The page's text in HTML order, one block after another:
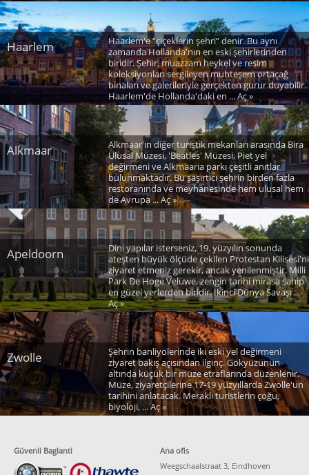
Haarlem
Haarlem'e “çiçeklerin şehri” denir. Bu aynı
zamanda Hollanda'nın en eski şehirlerinden
biridir. Şehir, muazzam heykel ve resim
koleksiyonları sergileyen muhteşem ortaçağ
binaları ve galerileriyle gerçekten gurur duyabilir.
Haarlem'de Hollanda'daki en ... Aç »
Alkmaar
Alkmaar'ın diğer turistik mekanları arasında Bira
Ulusal Müzesi, 'Beatles' Müzesi, Piet yel
değirmeni ve Alkmaaria parkı çeşitli anıtlar
bulunmaktadır. Bu şaşırtıcı şehrin birden fazla
restoranında ve meyhanesinde hem ulusal hem
de Avrupa ... Aç »
Apeldoorn
Dini yapılar isterseniz, 19. yüzyılın sonunda
ateşten büyük ölçüde çekilen Protestan Kilisesi'ni
ziyaret etmeniz gerekir, ancak yenilenmiştir. Milli
Park De Hoge Veluwe, zengin tarihi mirasa sahip
en güzel yerlerden biridir. İkinci Dünya Savaşı ...
Aç »
Zwolle
Şehrin banliyölerinde iki eski yel değirmeni
ziyaret bakış açısından ilginç. Gökyüzünün
altında küçük bir müze etraflarında düzenlenir.
Müze, ziyaretçilerine 17-19 yüzyıllarda Zwolle'un
tarihini anlatacak. Meraklı turistlerin çoğu,
biyoloji, ... Aç »
Güvenli Baglanti
Ana ofis
Weegschaalstraat 3, Eindhoven